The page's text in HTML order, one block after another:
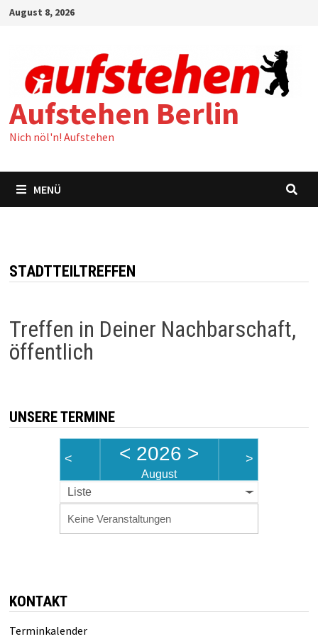
ZumAugust 8, 2026
Aufstehen Berlin
Nich nöl'n! Aufstehen
MENÜ
STADTTEILTREFFEN
Treffen in Deiner Nachbarschaft,
öffentlich
UNSERE TERMINE
< < 2026 >
August
>
Liste
Keine Veranstaltungen
KONTAKT
Terminkalender